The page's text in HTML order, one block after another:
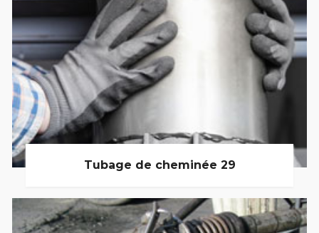
Tubage de cheminée 29